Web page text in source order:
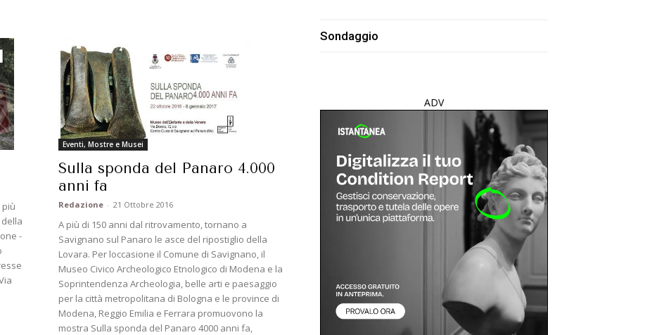
-
Eventi, Mostre e Musei
Sulla sponda del Panaro 4.000
anni fa
Redazione - 21 Ottobre 2016
A più di 150 anni dal ritrovamento, tornano a
Savignano sul Panaro le asce del ripostiglio della
Lovara. Per loccasione il Comune di Savignano, il
Museo Civico Archeologico Etnologico di Modena e la
Soprintendenza Archeologia, belle arti e paesaggio
per la città metropolitana di Bologna e le province di
Modena, Reggio Emilia e Ferrara promuovono la
mostra Sulla sponda del Panaro 4000 anni fa,
Sondaggio
ADV